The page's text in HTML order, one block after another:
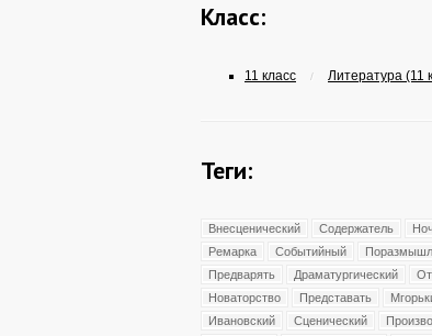
Класс:
11 класс / Литература (11
Теги:
Внесценический Содержатель
Ремарка
Событийный
Предварять
Драматургический
Новаторство
Представать
Ивановский
Сценический